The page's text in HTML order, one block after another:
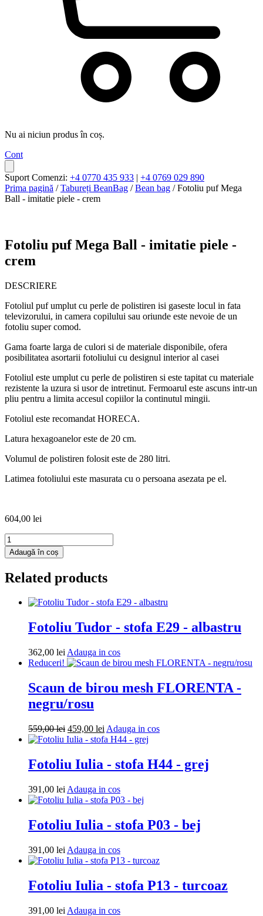
Nu ai niciun produs în coș.
Cont
Suport Comenzi: +4 0770 435 933 | +4 0769 029 890
Prima pagină /Tabureți BeanBag /Bean bag / Fotoliu puf Mega
Ball - imitatie piele - crem
Fotoliu puf Mega Ball - imitatie piele -
crem
DESCRIERE
Fotoliul puf umplut cu perle de polistiren isi gaseste locul in fata
televizorului, in camera copilului sau oriunde este nevoie de un
fotoliu super comod.
Gama foarte larga de culori si de materiale disponibile, ofera
posibilitatea asortarii fotoliului cu designul interior al casei
Fotoliul este umplut cu perle de polistiren si este tapitat cu materiale
rezistente la uzura si usor de intretinut. Fermoarul este ascuns intr-un
pliu pentru a limita accesul copiilor la continutul mingii.
Fotoliul este recomandat HORECA.
Latura hexagoanelor este de 20 cm.
Volumul de polistiren folosit este de 280 litri.
Latimea fotoliului este masurata cu o persoana asezata pe el.
604,00 lei
Cantitate
Fotoliu
puf
Ball
imitatie
Adaugă în coș
Related products
Fotoliu Tudor - stofa E29 - albastru
362,00 lei Adauga in cosAdauga
in
Reduceri!
Scaun de birou mesh FLORENTA -
negru/rosu
559,00lei Prețul
inițial
fost:
559,00 lei.
459,00 lei Prețul
curent
459,00 lei.
Adauga in cosAdauga
Fotoliu Iulia - stofa H44 - grej
391,00 lei Adauga in cosAdauga
in
Fotoliu Iulia - stofa P03 - bej
391,00 lei Adauga in cosAdauga
in
Fotoliu Iulia - stofa P13 - turcoaz
391,00 lei Adauga in cosAdauga